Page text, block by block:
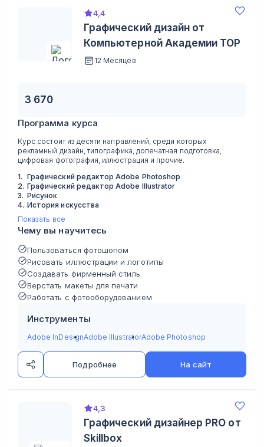
4,4
Графический дизайн от
Компьютерной Академии TOP
12 Месяцев
3 670
Программа курса
Курс состоит из десяти направлений, среди которых
рекламный дизайн, типографика, допечатная подготовка,
цифровая фотография, иллюстрация и прочие.
1. Графический редактор Adobe Photoshop
2. Графический редактор Adobe Illustrator
3. Рисунок
4. История искусства
Показать все
Чему вы научитесь
Пользоваться фотошопом
Рисовать иллюстрации и логотипы
Создавать фирменный стиль
Верстать макеты для печати
Работать с фотооборудованием
Инструменты
Adobe InDesignAdobe IllustratorAdobe Photoshop
Подробнее На сайт
4,3
Графический дизайнер PRO от
Skillbox